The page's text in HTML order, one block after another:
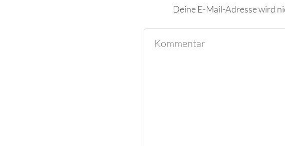
Deine E-Mail-Adresse wird